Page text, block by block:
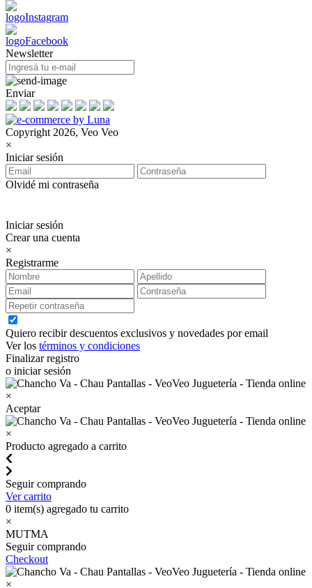
Newsletter
Enviar
Copyright 2026, Veo Veo
×
Iniciar sesión
Olvidé mi contraseña
Iniciar sesión
Crear una cuenta
×
Registrarme
Quiero recibir descuentos exclusivos y novedades por email
Ver los términos y condiciones
Finalizar registro
o iniciar sesión
×
Aceptar
×
Producto agregado a carrito
Seguir comprando
Ver carrito
0 item(s) agregado tu carrito
×
MUTMA
Seguir comprando
Checkout
×